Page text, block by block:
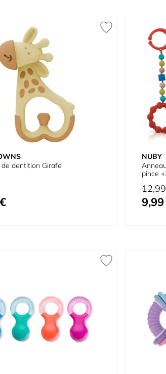
dentition Girafe
NUBY
pince
Prix
Prix